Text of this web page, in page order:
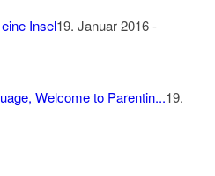
Insel19. Januar 2016 -
Welcome to Parentin...19.